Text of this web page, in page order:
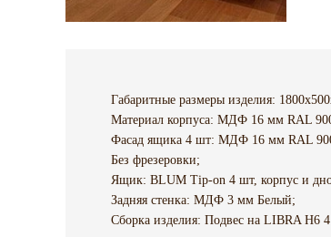
Габаритные размеры изделия:
Материал корпуса: МДФ 16 мм RAL
Фасад ящика 4 шт: МДФ 16 мм RAL
Без фрезеровки;
Ящик: BLUM Tip-on 4 шт, корпус и
Задняя стенка: МДФ 3 мм Белый;
Сборка изделия: Подвес на LIBRA H6